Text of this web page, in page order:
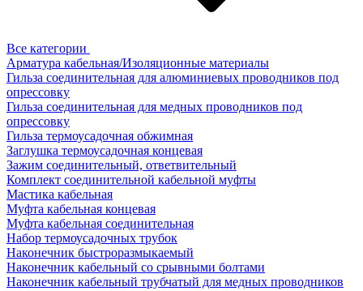
Все категории
Арматура кабельная/Изоляционные материалы
Гильза соединительная для алюминиевых проводников под
опрессовку
Гильза соединительная для медных проводников под
опрессовку
Гильза термоусадочная обжимная
Заглушка термоусадочная концевая
Зажим соединительный, ответвительный
Комплект соединительной кабельной муфты
Мастика кабельная
Муфта кабельная концевая
Муфта кабельная соединительная
Набор термоусадочных трубок
Наконечник быстроразмыкаемый
Наконечник кабельный со срывными болтами
Наконечник кабельный трубчатый для медных проводников